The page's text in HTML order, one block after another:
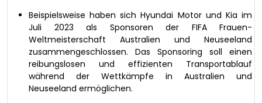
Beispielsweise haben sich Hyundai Motor und Kia im
Juli 2023 als Sponsoren der FIFA Frauen-
Weltmeisterschaft Australien und Neuseeland
zusammengeschlossen. Das Sponsoring soll einen
reibungslosen und effizienten Transportablauf
während der Wettkämpfe in Australien und
Neuseeland ermöglichen.